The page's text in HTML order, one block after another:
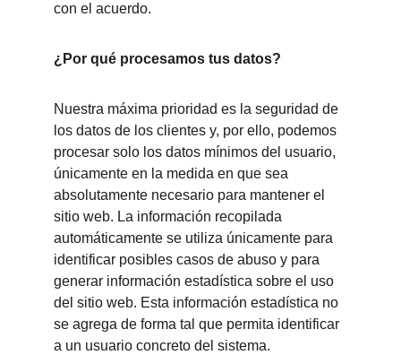
con el acuerdo.
¿Por qué procesamos tus datos?
Nuestra máxima prioridad es la seguridad de
los datos de los clientes y, por ello, podemos
procesar solo los datos mínimos del usuario,
únicamente en la medida en que sea
absolutamente necesario para mantener el
sitio web. La información recopilada
automáticamente se utiliza únicamente para
identificar posibles casos de abuso y para
generar información estadística sobre el uso
del sitio web. Esta información estadística no
se agrega de forma tal que permita identificar
a un usuario concreto del sistema.